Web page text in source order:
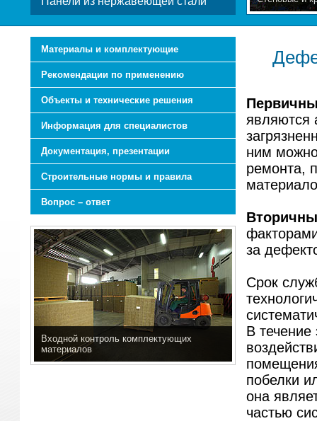
Материалы и комплектующие
Рекомендации по применению
Объекты и технические решения
Информация для специалистов
Документация, презентации
Строительные нормы и правила
Вопрос – ответ
Входной контроль комплектующих
материалов
являются
ним можно
ремонта,
за
Срок
В течение
побелки
она
частью